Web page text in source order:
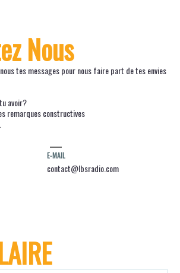
Nous
tes messages pour nous faire part de tes envies
avoir?
remarques constructives
E-MAIL
contact@lbsradio.com